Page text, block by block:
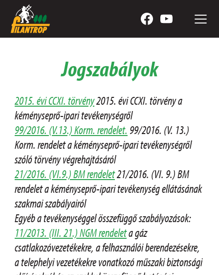
Jogszabályok
2015. évi CCXI. törvény2015. évi CCXI. törvény a
kéményseprő-ipari tevékenységről
99/2016. (V.13.) Korm. rendelet. 99/2016. (V. 13.)
Korm. rendelet a kéményseprő-ipari tevékenységről
szóló törvény végrehajtásáról
21/2016. (VI.9.) BM rendelet21/2016. (VI. 9.) BM
rendelet a kéményseprő-ipari tevékenység ellátásának
szakmai szabályairól
Egyéb a tevékenységgel összefüggő szabályozások:
11/2013. (III. 21.) NGM rendeleta gáz
csatlakozóvezetékekre, a felhasználói berendezésekre,
a telephelyi vezetékekre vonatkozó műszaki biztonsági